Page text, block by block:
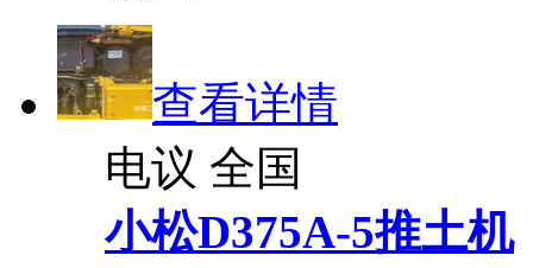
查看详情
电议 全国
小松D375A-5推土机